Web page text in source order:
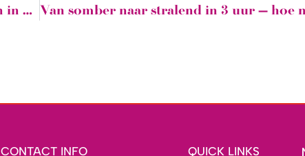
Gelukkig ben ik beter in mijn werk dan in mijn hobby!
CONTACT INFO QUICK LINKS